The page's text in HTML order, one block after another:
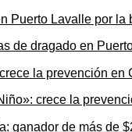
de dragado en
crece la